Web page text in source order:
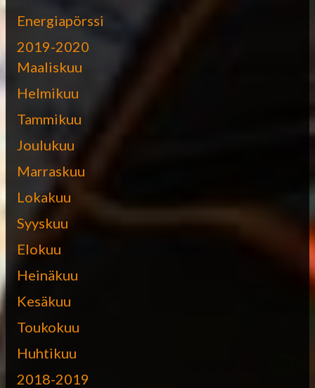
Energiapörssi
2019-2020
Maaliskuu
Helmikuu
Tammikuu
Joulukuu
Marraskuu
Lokakuu
Syyskuu
Elokuu
Heinäkuu
Kesäkuu
Toukokuu
Huhtikuu
2018-2019